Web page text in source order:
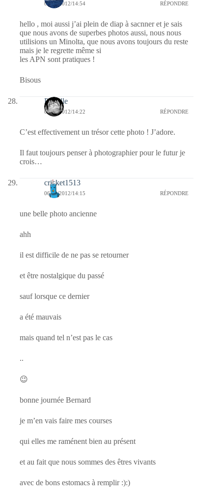
06/02/2012/14:54 RÉPONDRE
hello , moi aussi j’ai plein de diap à sacnner et je sais
que nous avons de superbes photos aussi, nous nous
utilisions un Minolta, que nous avons toujours du reste
mais je le regrette même si
les APN sont pratiques !
Bisous
Pastelle
06/02/2012/14:22 RÉPONDRE
C’est effectivement un trésor cette photo ! J’adore.
Il faut toujours penser à photographier pour le futur je
crois…
cricket1513
06/02/2012/14:15 RÉPONDRE
une belle photo ancienne
ahh
il est difficile de ne pas se retourner
et être nostalgique du passé
sauf lorsque ce dernier
a été mauvais
mais quand tel n’est pas le cas
..
😉
bonne journée Bernard
je m’en vais faire mes courses
qui elles me raménent bien au présent
et au fait que nous sommes des êtres vivants
avec de bons estomacs à remplir :):)